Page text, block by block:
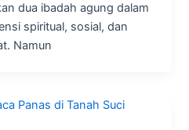
dua ibadah agung dalam
spiritual, sosial, dan
Namun